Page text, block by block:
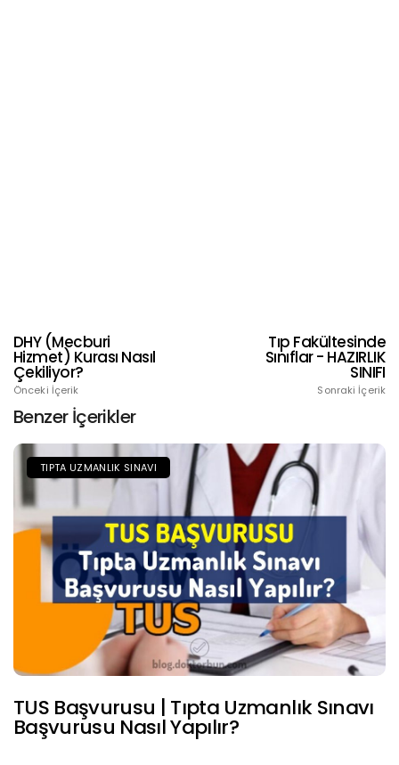
DHY (Mecburi
Hizmet) Kurası Nasıl
Çekiliyor?
Önceki İçerik
Tıp Fakültesinde
Sınıflar - HAZIRLIK
SINIFI
Sonraki İçerik
Benzer İçerikler
TIPTA UZMANLIK SINAVI
TUS Başvurusu | Tıpta Uzmanlık Sınavı
Başvurusu Nasıl Yapılır?